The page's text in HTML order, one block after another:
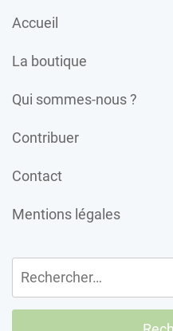
Accueil
La boutique
Qui sommes-nous ?
Contribuer
Contact
Mentions légales
Rechercher :